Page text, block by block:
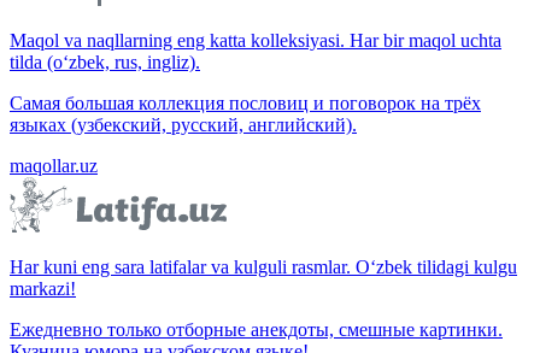
Maqol va naqllarning eng katta kolleksiyasi. Har bir maqol uchta
tilda (o‘zbek, rus, ingliz).
Самая большая коллекция пословиц и поговорок на трёх
языках (узбекский, русский, английский).
maqollar.uz
Har kuni eng sara latifalar va kulguli rasmlar. O‘zbek tilidagi kulgu
markazi!
Ежедневно только отборные анекдоты, смешные картинки.